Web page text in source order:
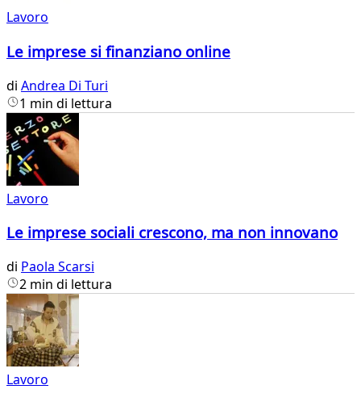
Lavoro
Le imprese si finanziano online
di Andrea Di Turi
1 min di lettura
Lavoro
Le imprese sociali crescono, ma non innovano
di Paola Scarsi
2 min di lettura
Lavoro